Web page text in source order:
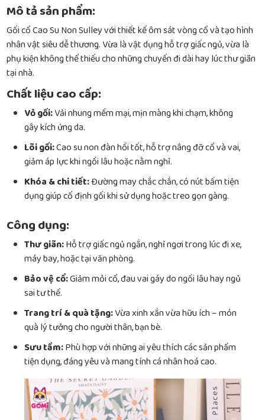
Mô tả sản phẩm:
Gối cổ Cao Su Non Sulley với thiết kế ôm sát vòng cổ và tạo hình
nhân vật siêu dễ thương. Vừa là vật dụng hỗ trợ giấc ngủ, vừa là
phụ kiện không thể thiếu cho những chuyến đi dài hay lúc thư giãn
tại nhà.
Chất liệu cao cấp:
Vỏ gối:Vải nhung mềm mại, mịn màng khi chạm, không
gây kích ứng da.
Lõi gối:Cao su non đàn hồi tốt, hỗ trợ nâng đỡ cổ và vai,
giảm áp lực khi ngồi lâu hoặc nằm nghỉ.
Khóa & chi tiết:Đường may chắc chắn, có nút bấm tiện
dụng giúp cố định gối khi sử dụng hoặc treo gọn gàng.
Công dụng:
Thư giãn:Hỗ trợ giấc ngủ ngắn, nghỉ ngơi trong lúc đi xe,
máy bay, hoặc tại văn phòng.
Bảo vệ cổ:Giảm mỏi cổ, đau vai gáy do ngồi lâu hay ngủ
sai tư thế.
Trang trí & quà tặng:Vừa xinh xắn vừa hữu ích – món
quà lý tưởng cho người thân, bạn bè.
Sưu tầm:Phù hợp với những ai yêu thích các sản phẩm
tiện dụng, đáng yêu và mang tính cá nhân hoá cao.